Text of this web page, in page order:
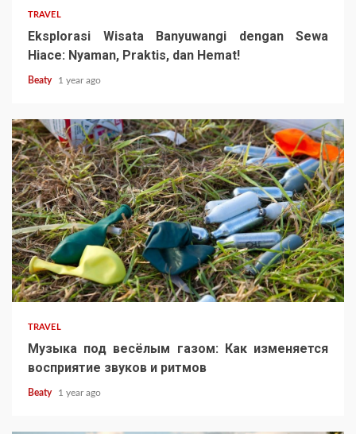
TRAVEL
Eksplorasi Wisata Banyuwangi dengan Sewa
Hiace: Nyaman, Praktis, dan Hemat!
Beaty 1 year ago
TRAVEL
Музыка под весёлым газом: Как изменяется
восприятие звуков и ритмов
Beaty 1 year ago